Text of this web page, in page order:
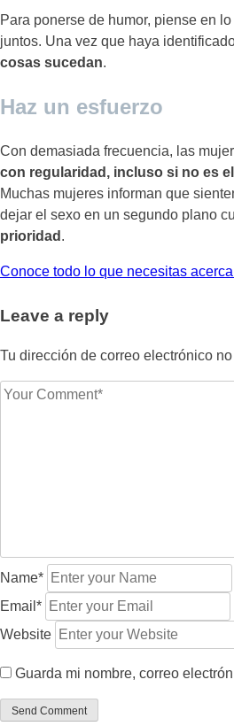
Para ponerse de humor, piense en
juntos. Una vez que haya
cosas sucedan.
Haz un esfuerzo
Con demasiada frecuencia, las
con regularidad, incluso si no es
Muchas mujeres informan que
dejar el sexo en un segundo plano
prioridad .
Navegación
de
Conoce todo lo que necesitas
Leave a reply
Tu dirección de correo electrónico
Name*
Email*
Website
Guarda mi nombre, correo